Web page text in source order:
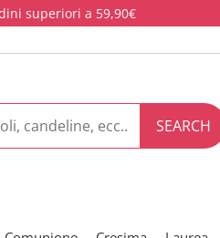
superiori a 59,90€
SEARCH